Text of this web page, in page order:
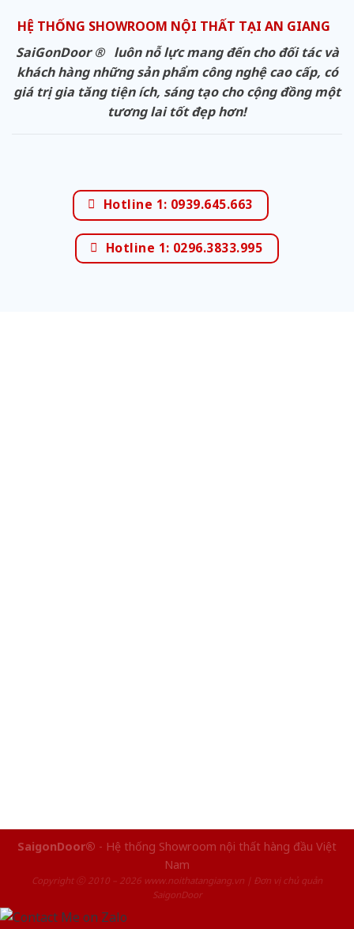
HỆ THỐNG SHOWROOM NỘI THẤT TẠI AN GIANG
SaiGonDoor ® luôn nỗ lực mang đến cho đối tác và
khách hàng những sản phẩm công nghệ cao cấp, có
giá trị gia tăng tiện ích, sáng tạo cho cộng đồng một
tương lai tốt đẹp hơn!
Hotline 1: 0939.645.663
Hotline 1: 0296.3833.995
SaigonDoor® - Hệ thống Showroom nội thất hàng đầu Việt
Nam
Copyright ⓒ 2010 – 2026 www.noithatangiang.vn | Đơn vị chủ quản
SaigonDoor